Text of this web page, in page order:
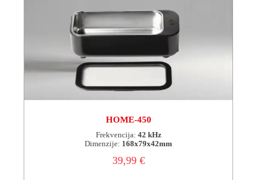
HOME-450
Frekvencija: 42 kHz
Dimenzije: 168x79x42mm
39,99 €